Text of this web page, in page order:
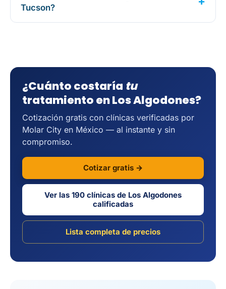
Tucson?
¿Cuánto costaría tu
tratamiento en Los Algodones?
Cotización gratis con clínicas verificadas por
Molar City en México — al instante y sin
compromiso.
Cotizar gratis →
Ver las 190 clínicas de Los Algodones
calificadas
Lista completa de precios